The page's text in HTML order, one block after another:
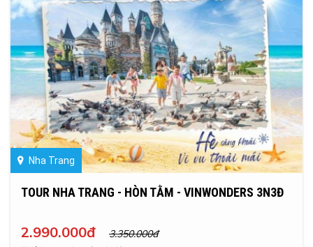
Nha Trang
TOUR NHA TRANG - HÒN TẰM - VINWONDERS 3N3Đ
2.990.000đ
3.350.000đ